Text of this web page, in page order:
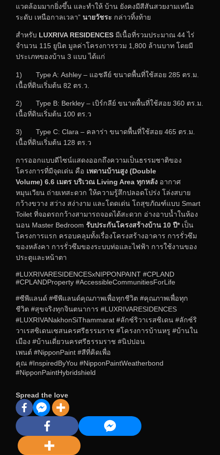
แวดล้อมมากยิ่งขึ้น และทำให้ บ้าน ยังคงมีสีสันสวยงามเหนือ
ระดับ เหนือกาลเวลา” นายวัชระ กล่าวทิ้งท้าย
สำหรับ LUXRIVA RESIDENCES มีเนื้อที่รวมประมาณ 44 ไร่
จำนวน 115 ยูนิต มูลค่าโครงการรวม 1,800 ล้านบาท โดยมี
ประเภทของบ้าน 3 แบบ ได้แก่
1) Type A: Ashley – แอชลีย์ ขนาดพื้นที่ใช้สอย 285 ตร.ม.
เนื้อที่ดินเริ่มต้น 82 ตร.ว.
2) Type B: Berkley – เบิร์กลีย์ ขนาดพื้นที่ใช้สอย 360 ตร.ม.
เนื้อที่ดินเริ่มต้น 100 ตร.ว
3) Type C: Clara – คลาร่า ขนาดพื้นที่ใช้สอย 465 ตร.ม.
เนื้อที่ดินเริ่มต้น 128 ตร.ว
การออกแบบดีไซน์แสดงออกถึงความเป็นธรรมชาติของ
โครงการที่มีจุดเด่น คือ เพดานบ้านสูง (Double
Volume) 6.6 เมตร บริเวณ Living Area ทุกหลัง อากาศ
หมุนเวียน ถ่ายเทสะดวก ให้ความรู้สึกปลอดโปร่ง โล่งสบาย
กว้างขวาง สว่าง สง่างาม และโดดเด่น โถสุขภัณฑ์แบบ Smart
Toilet ที่จอดรถกว้างสามารถจอดได้สะดวก อ่างอาบนํ้าในห้อง
นอน Master Bedroom รับประกันโครงสร้างบ้าน 10 ปี*เป็น
โครงการแรก ครอบคลุมทั้งเรื่องโครงสร้างอาคาร การรั่วซึม
ของหลังคา การรั่วซึมของระบบท่อและไฟฟ้า การใช้งานของ
ประตูและหน้าตา
#LUXRIVARESIDENCESxNIPPONPAINT #CPLAND
#CPLANDProperty #AccessibleCommunitiesForLife
#ซีพีแลนด์ #ซีพีแลนด์คุณภาพเพื่อทุกชีวิต #คุณภาพเพื่อทุก
ชีวิต #สุขจริงทุกจินตนาการ #LUXRIVARESIDENCES
#LUXRIVANakhonSiThammarat #ลักซ์ริวาเรสซิเดน #ลักซ์ริ
วาเรสซิเดนเซสนครศรีธรรมราช #โครงการบ้านหรู #บ้านใน
เมือง #บ้านเดี่ยวนครศรีธรรมราช #นิปปอน
เพนต์ #NipponPaint #สีที่คิดเพื่อ
คุณ #InspiredByYou #NipponPaintWeatherbond
#NipponPaintHybridshield
Spread the love